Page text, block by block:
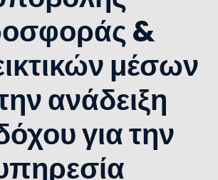
&
μέσων
ανάδειξη
για την